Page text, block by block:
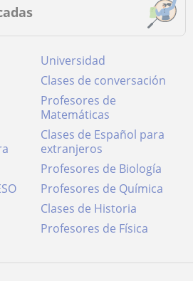
Universidad
Clases de conversación
Profesores de
Matemáticas
Clases de Español para
extranjeros
Profesores de Biología
Profesores de Química
Clases de Historia
Profesores de Física